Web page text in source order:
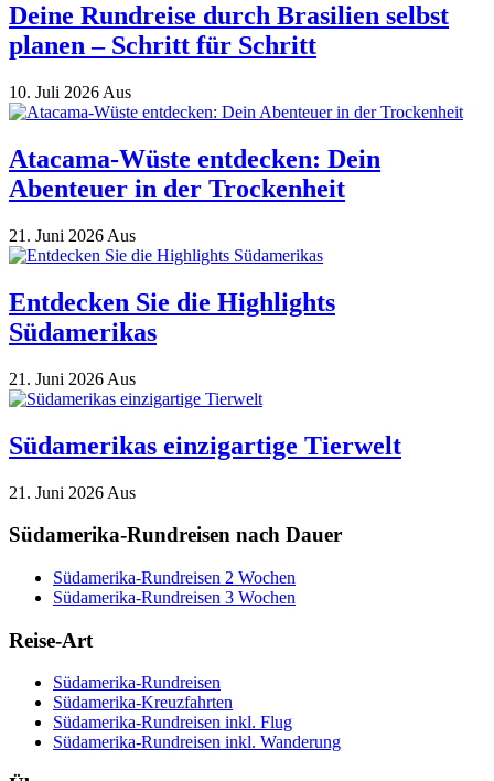
Deine Rundreise durch Brasilien selbst
planen – Schritt für Schritt
10. Juli 2026 Aus
Atacama-Wüste entdecken: Dein
Abenteuer in der Trockenheit
21. Juni 2026 Aus
Entdecken Sie die Highlights
Südamerikas
21. Juni 2026 Aus
Südamerikas einzigartige Tierwelt
21. Juni 2026 Aus
Südamerika-Rundreisen nach Dauer
Südamerika-Rundreisen 2 Wochen
Südamerika-Rundreisen 3 Wochen
Reise-Art
Südamerika-Rundreisen
Südamerika-Kreuzfahrten
Südamerika-Rundreisen inkl. Flug
Südamerika-Rundreisen inkl. Wanderung